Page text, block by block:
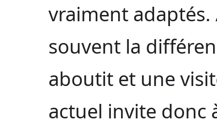
vraiment
souvent la
aboutit et une
actuel invite donc